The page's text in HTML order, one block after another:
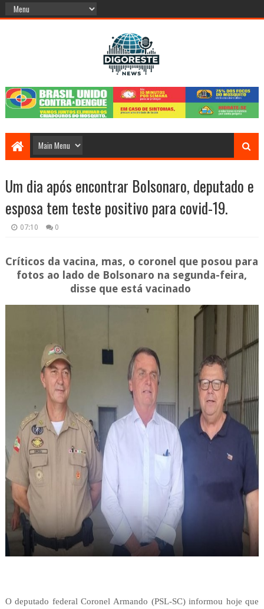
Um dia após encontrar Bolsonaro, deputado e
esposa tem teste positivo para covid-19.
07:10 0
Críticos da vacina, mas, o coronel que posou para
fotos ao lado de Bolsonaro na segunda-feira,
disse que está vacinado
O deputado federal Coronel Armando (PSL-SC) informou hoje que